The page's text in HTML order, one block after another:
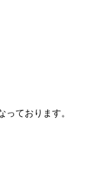
ております。